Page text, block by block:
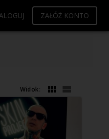
ZAŁÓŻ KONTO
Widok: